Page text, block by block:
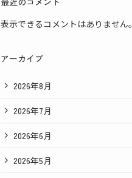
表示できるコメントはありません。
アーカイブ
2026年8月
2026年7月
2026年6月
2026年5月